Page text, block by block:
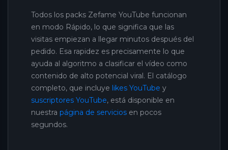
Todos los packs Zefame YouTube funcionan
en modo Rápido, lo que significa que las
visitas empiezan a llegar minutos después del
pedido. Esa rapidez es precisamente lo que
ayuda al algoritmo a clasificar el vídeo como
contenido de alto potencial viral. El catálogo
completo, que incluye likes YouTube y
suscriptores YouTube, está disponible en
nuestra página de servicios en pocos
segundos.